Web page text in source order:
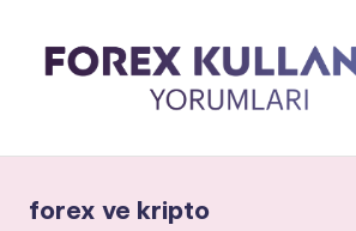
forex ve kripto